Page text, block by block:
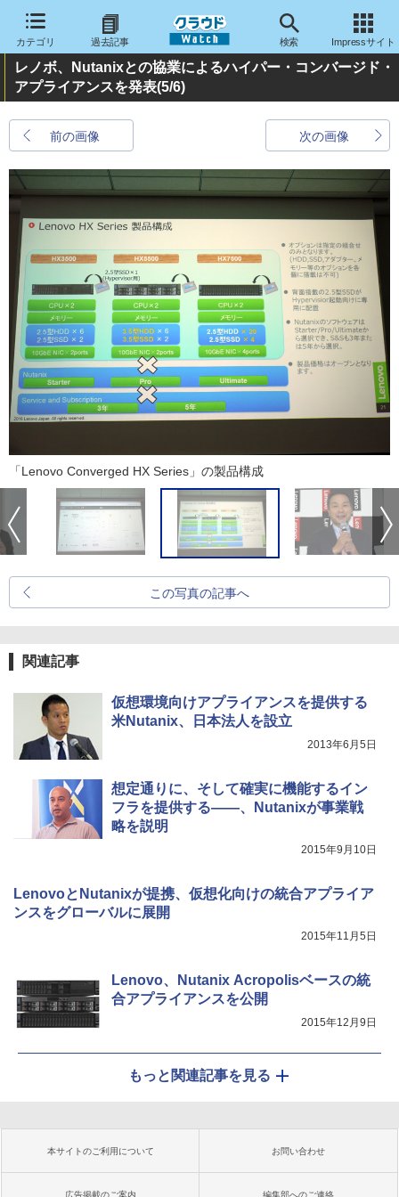
カテゴリ 過去記事 検索 Impressサイト
レノボ、Nutanixとの協業によるハイパー・コンバージド・
アプライアンスを発表(5/6)
前の画像 次の画像
「Lenovo Converged HX Series」の製品構成
この写真の記事へ
関連記事
仮想環境向けアプライアンスを提供する
米Nutanix、日本法人を設立
2013年6月5日
想定通りに、そして確実に機能するイン
フラを提供する――、Nutanixが事業戦
略を説明
2015年9月10日
LenovoとNutanixが提携、仮想化向けの統合アプライア
ンスをグローバルに展開
2015年11月5日
Lenovo、Nutanix Acropolisベースの統
合アプライアンスを公開
2015年12月9日
もっと関連記事を見る
本サイトのご利用について お問い合わせ
広告掲載のご案内 編集部へのご連絡